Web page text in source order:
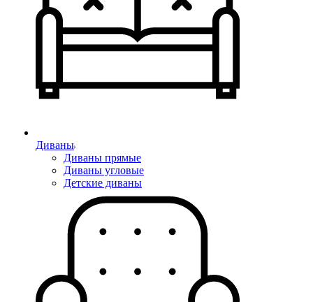
Диваны
Диваны прямые
Диваны угловые
Детские диваны